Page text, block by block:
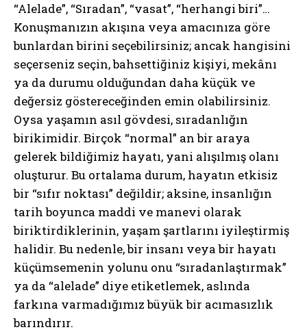
“Alelade”, “Sıradan”, “vasat”, “herhangi biri”…
Konuşmanızın akışına veya amacınıza göre
bunlardan birini seçebilirsiniz; ancak hangisini
seçerseniz seçin, bahsettiğiniz kişiyi, mekânı
ya da durumu olduğundan daha küçük ve
değersiz göstereceğinden emin olabilirsiniz.
Oysa yaşamın asıl gövdesi, sıradanlığın
birikimidir. Birçok “normal” an bir araya
gelerek bildiğimiz hayatı, yani alışılmış olanı
oluşturur. Bu ortalama durum, hayatın etkisiz
bir “sıfır noktası” değildir; aksine, insanlığın
tarih boyunca maddi ve manevi olarak
biriktirdiklerinin, yaşam şartlarını iyileştirmiş
halidir. Bu nedenle, bir insanı veya bir hayatı
küçümsemenin yolunu onu “sıradanlaştırmak”
ya da “alelade” diye etiketlemek, aslında
farkına varmadığımız büyük bir acımasızlık
barındırır.